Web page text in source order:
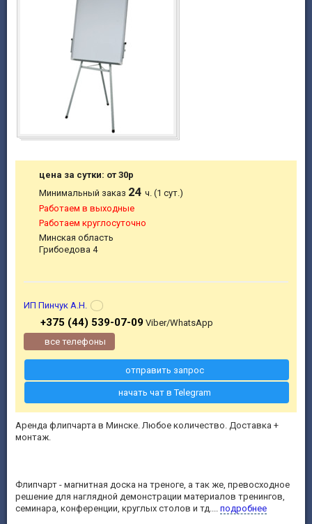
Аренда флипчарта в Минске. Любое количество. Доставка +
монтаж.
Флипчарт - магнитная доска на треноге, а так же, превосходное
решение для наглядной демонстрации материалов тренингов,
семинара, конференции, круглых столов и тд.... подробнее
цена за сутки: от 30р
Минимальный заказ 24ч. (1 сут.)
Работаем в выходные
Работаем круглосуточно
Минская область
Грибоедова 4
ИП Пинчук А.Н.
+375 (44) 539-07-09Viber/WhatsApp
все телефоны
отправить запрос
начать чат в Telegram